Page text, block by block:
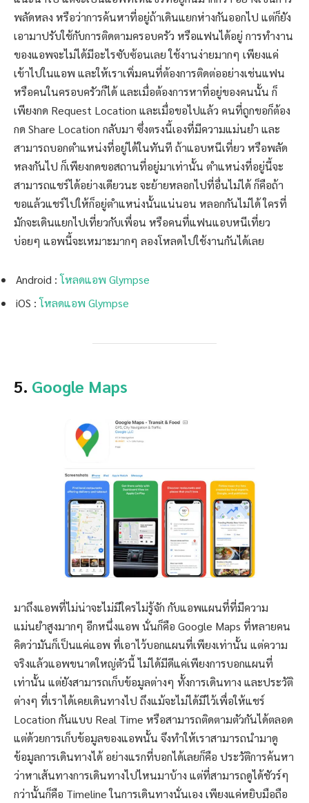
พลัดหลง หรือว่าการค้นหาที่อยู่ถ้าเดินแยกห่างกันออกไป แต่ก็ยัง
เอามาปรับใช้กับการติดตามครอบครัว หรือแฟนได้อยู่ การทำงาน
ของแอพจะไม่ได้มีอะไรซับซ้อนเลย ใช้งานง่ายมากๆ เพียงแค่
เข้าไปในแอพ และให้เราเพิ่มคนที่ต้องการติดต่ออย่างเช่นแฟน
หรือคนในครอบครัวก็ได้ และเมื่อต้องการหาที่อยู่ของคนนั้น ก็
เพียงกด Request Location และเมื่อขอไปแล้ว คนที่ถูกขอก็ต้อง
กด Share Location กลับมา ซึ่งตรงนี้เองที่มีความแม่นยำ และ
สามารถบอกตำแหน่งที่อยู่ได้ในทันที ถ้าแอบหนีเที่ยว หรือพลัด
หลงกันไป ก็เพียงกดขอสถานที่อยู่มาเท่านั้น ตำแหน่งที่อยู่นี้จะ
สามารถแชร์ได้อย่างเดียวนะ จะย้ายหลอกไปที่อื่นไม่ได้ ก็คือถ้า
ขอแล้วแชร์ไปให้ก็อยู่ตำแหน่งนั้นแน่นอน หลอกกันไม่ได้ ใครที่
มักจะเดินแยกไปเที่ยวกับเพื่อน หรือคนที่แฟนแอบหนีเที่ยว
บ่อยๆ แอพนี้จะเหมาะมากๆ ลองโหลดไปใช้งานกันได้เลย
Android :โหลดแอพ Glympse
iOS :โหลดแอพ Glympse
5. Google Maps
มาถึงแอพที่ไม่น่าจะไม่มีใครไม่รู้จัก กับแอพแผนที่ที่มีความ
แม่นยำสูงมากๆ อีกหนึ่งแอพ นั่นก็คือ Google Maps ที่หลายคน
คิดว่ามันก็เป็นแค่แอพ ที่เอาไว้บอกแผนที่เพียงเท่านั้น แต่ความ
จริงแล้วแอพขนาดใหญ่ตัวนี้ ไม่ได้มีดีแค่เพียงการบอกแผนที่
เท่านั้น แต่ยังสามารถเก็บข้อมูลต่างๆ ทั้งการเดินทาง และประวัติ
ต่างๆ ที่เราได้เคยเดินทางไป ถึงแม้จะไม่ได้มีไว้เพื่อให้แชร์
Location กันแบบ Real Time หรือสามารถติดตามตัวกันได้ตลอด
แต่ด้วยการเก็บข้อมูลของแอพนั้น จึงทำให้เราสามารถนำมาดู
ข้อมูลการเดินทางได้ อย่างแรกที่บอกได้เลยก็คือ ประวัติการค้นหา
ว่าหาเส้นทางการเดินทางไปไหนมาบ้าง แต่ที่สามารถดูได้ชัวร์ๆ
กว่านั้นก็คือ Timeline ในการเดินทางนั่นเอง เพียงแค่หยิบมือถือ